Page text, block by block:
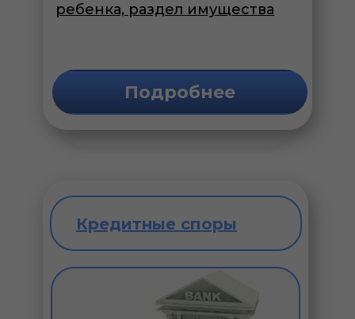
ребенка, раздел имущества
Подробнее
Кредитные споры